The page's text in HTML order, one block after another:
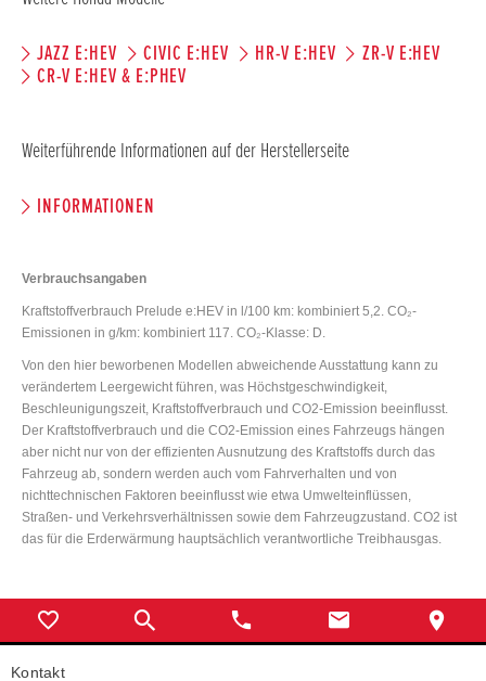
JAZZ E:HEV CIVIC E:HEV HR-V E:HEV
ZR-V E:HEV
CR-V E:HEV & E:PHEV
Weiterführende Informationen auf der Herstellerseite
INFORMATIONEN
Verbrauchsangaben
Kraftstoffverbrauch Prelude e:HEV in l/100 km: kombiniert 5,2. CO₂-
Emissionen in g/km: kombiniert 117. CO₂-Klasse: D.
Von den hier beworbenen Modellen abweichende Ausstattung kann zu
verändertem Leergewicht führen, was Höchstgeschwindigkeit,
Beschleunigungszeit, Kraftstoffverbrauch und CO2-Emission beeinflusst.
Der Kraftstoffverbrauch und die CO2-Emission eines Fahrzeugs hängen
aber nicht nur von der effizienten Ausnutzung des Kraftstoffs durch das
Fahrzeug ab, sondern werden auch vom Fahrverhalten und von
nichttechnischen Faktoren beeinflusst wie etwa Umwelteinflüssen,
Straßen- und Verkehrsverhältnissen sowie dem Fahrzeugzustand. CO2 ist
das für die Erderwärmung hauptsächlich verantwortliche Treibhausgas.
Kontakt